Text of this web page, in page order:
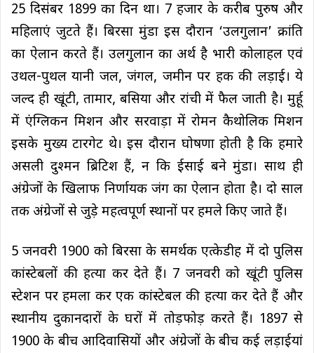
25 दिसंबर 1899 का दिन था। 7 हजार के करीब पुरुष और
महिलाएं जुटते हैं। बिरसा मुंडा इस दौरान ‘उलगुलान’ क्रांति
का ऐलान करते हैं। उलगुलान का अर्थ है भारी कोलाहल एवं
उथल-पुथल यानी जल, जंगल, जमीन पर हक की लड़ाई। ये
जल्द ही खूंटी, तामार, बसिया और रांची में फैल जाती है। मुर्हू
में एंग्लिकन मिशन और सरवाड़ा में रोमन कैथोलिक मिशन
इसके मुख्य टारगेट थे। इस दौरान घोषणा होती है कि हमारे
असली दुश्मन ब्रिटिश हैं, न कि ईसाई बने मुंडा। साथ ही
अंग्रेजों के खिलाफ निर्णायक जंग का ऐलान होता है। दो साल
तक अंग्रेजों से जुड़े महत्वपूर्ण स्थानों पर हमले किए जाते हैं।
5 जनवरी 1900 को बिरसा के समर्थक एत्केडीह में दो पुलिस
कांस्टेबलों की हत्या कर देते हैं। 7 जनवरी को खूंटी पुलिस
स्टेशन पर हमला कर एक कांस्टेबल की हत्या कर देते हैं और
स्थानीय दुकानदारों के घरों में तोड़फोड़ करते हैं। 1897 से
1900 के बीच आदिवासियों और अंग्रेजों के बीच कई लड़ाईयां